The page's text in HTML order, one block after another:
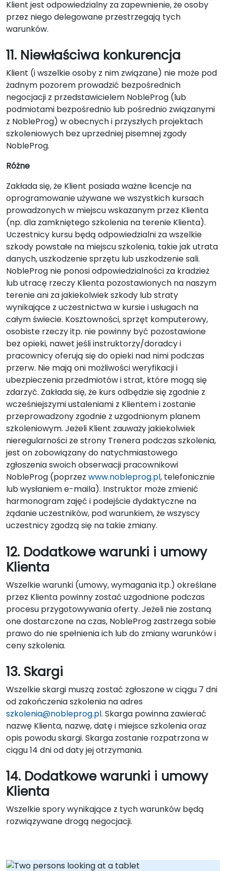
Klient jest odpowiedzialny za zapewnienie, że osoby
przez niego delegowane przestrzegają tych
warunków.
11. Niewłaściwa konkurencja
Klient (i wszelkie osoby z nim związane) nie może pod
żadnym pozorem prowadzić bezpośrednich
negocjacji z przedstawicielem NobleProg (lub
podmiotami bezpośrednio lub pośrednio związanymi
z NobleProg) w obecnych i przyszłych projektach
szkoleniowych bez uprzedniej pisemnej zgody
NobleProg.
Różne
Zakłada się, że Klient posiada ważne licencje na
oprogramowanie używane we wszystkich kursach
prowadzonych w miejscu wskazanym przez Klienta
(np. dla zamkniętego szkolenia na terenie Klienta).
Uczestnicy kursu będą odpowiedzialni za wszelkie
szkody powstałe na miejscu szkolenia, takie jak utrata
danych, uszkodzenie sprzętu lub uszkodzenie sali.
NobleProg nie ponosi odpowiedzialności za kradzież
lub utracę rzeczy Klienta pozostawionych na naszym
terenie ani za jakiekolwiek szkody lub straty
wynikające z uczestnictwa w kursie i usługach na
całym świecie. Kosztowności, sprzęt komputerowy,
osobiste rzeczy itp. nie powinny być pozostawione
bez opieki, nawet jeśli instruktorzy/doradcy i
pracownicy oferują się do opieki nad nimi podczas
przerw. Nie mają oni możliwości weryfikacji i
ubezpieczenia przedmiotów i strat, które mogą się
zdarzyć. Zakłada się, że kurs odbędzie się zgodnie z
wcześniejszymi ustaleniami z Klientem i zostanie
przeprowadzony zgodnie z uzgodnionym planem
szkoleniowym. Jeżeli Klient zauważy jakiekolwiek
nieregularności ze strony Trenera podczas szkolenia,
jest on zobowiązany do natychmiastowego
zgłoszenia swoich obserwacji pracownikowi
NobleProg (poprzez www.nobleprog.pl, telefonicznie
lub wysłaniem e-maila). Instruktor może zmienić
harmonogram zajęć i podejście dydaktyczne na
żądanie uczestników, pod warunkiem, że wszyscy
uczestnicy zgodzą się na takie zmiany.
12. Dodatkowe warunki i umowy
Klienta
Wszelkie warunki (umowy, wymagania itp.) określane
przez Klienta powinny zostać uzgodnione podczas
procesu przygotowywania oferty. Jeżeli nie zostaną
one dostarczone na czas, NobleProg zastrzega sobie
prawo do nie spełnienia ich lub do zmiany warunków i
ceny szkolenia.
13. Skargi
Wszelkie skargi muszą zostać zgłoszone w ciągu 7 dni
od zakończenia szkolenia na adres
szkolenia@nobleprog.pl. Skarga powinna zawierać
nazwę Klienta, nazwę, datę i miejsce szkolenia oraz
opis powodu skargi. Skarga zostanie rozpatrzona w
ciągu 14 dni od daty jej otrzymania.
14. Dodatkowe warunki i umowy
Klienta
Wszelkie spory wynikające z tych warunków będą
rozwiązywane drogą negocjacji.